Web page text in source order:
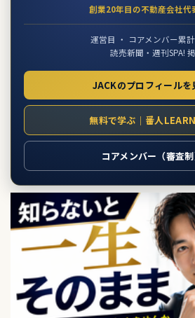
創業20年目の不動産会社代
運営目 ・ コアメンバー累
読売新聞・週刊SPA!
JACKのプロフィール
無料で学ぶ｜番人
コアメンバー（審査